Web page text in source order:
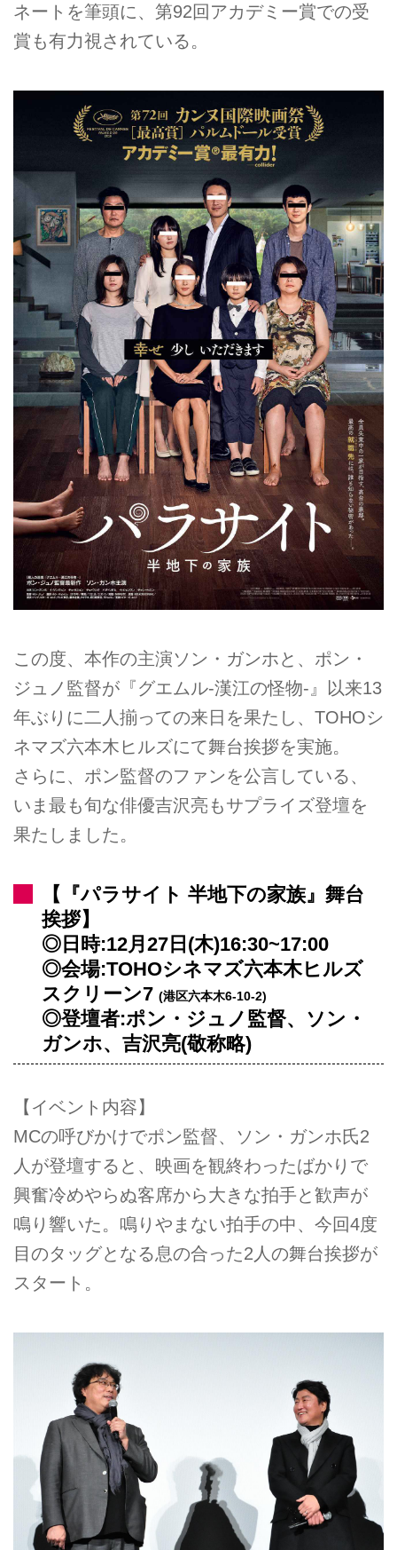
ネートを筆頭に、第92回アカデミー賞での受
賞も有力視されている。
この度、本作の主演ソン・ガンホと、ポン・
ジュノ監督が『グエムル-漢江の怪物-』以来13
年ぶりに二人揃っての来日を果たし、TOHOシ
ネマズ六本木ヒルズにて舞台挨拶を実施。
さらに、ポン監督のファンを公言している、
いま最も旬な俳優吉沢亮もサプライズ登壇を
果たしました。
【『パラサイト 半地下の家族』舞台
挨拶】
◎日時:12月27日(木)16:30~17:00
◎会場:TOHOシネマズ六本木ヒルズ
スクリーン7(港区六本木6-10-2)
◎登壇者:ポン・ジュノ監督、ソン・
ガンホ、吉沢亮(敬称略)
【イベント内容】
MCの呼びかけでポン監督、ソン・ガンホ氏2
人が登壇すると、映画を観終わったばかりで
興奮冷めやらぬ客席から大きな拍手と歓声が
鳴り響いた。鳴りやまない拍手の中、今回4度
目のタッグとなる息の合った2人の舞台挨拶が
スタート。